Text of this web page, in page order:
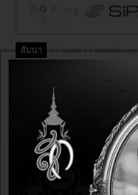
สัมนา 11 years 11 months ago
ประเทศไทย ครั้งที่
จัดการปัญญาภิวัฒน์